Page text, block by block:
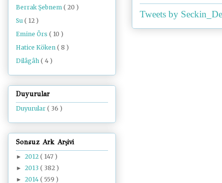
Tweets by
Berrak Şebnem ( 20 )
Su ( 12 )
Emine Örs ( 10 )
Hatice Köken ( 8 )
Dilâgâh ( 4 )
Duyurular
Duyurular ( 36 )
Sonsuz Ark Arşivi
► 2012 ( 147 )
► 2013 ( 382 )
► 2014 ( 559 )